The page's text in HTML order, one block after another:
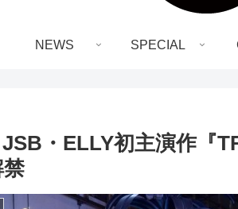
NEWS SPECIAL
・ELLY初主演作『